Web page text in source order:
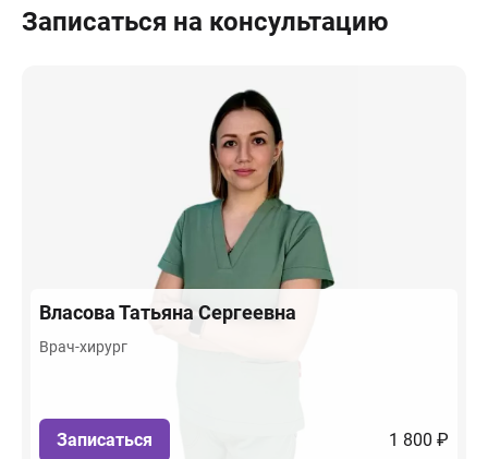
Записаться на консультацию
ВласоваТатьяна Сергеевна
Врач-хирург
Записаться 1 800 ₽